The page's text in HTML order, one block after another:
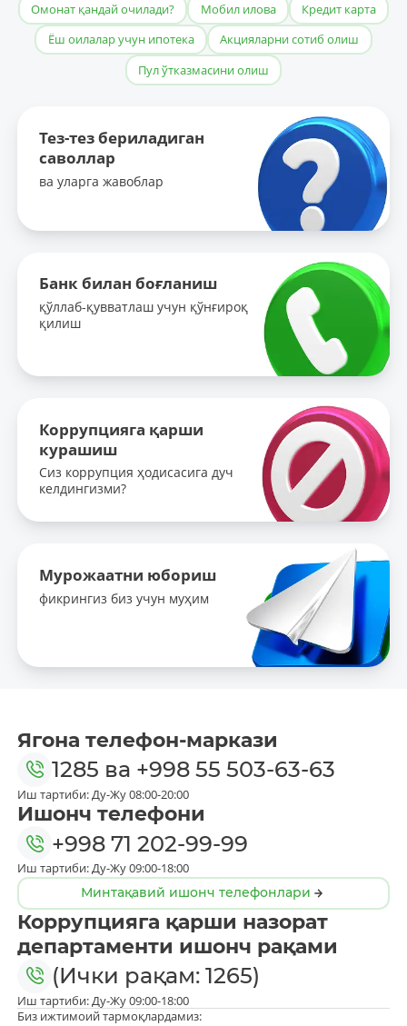
Омонат қандай очилади? Мобил илова
Кредит карта
Ёш оилалар учун ипотека
Акцияларни сотиб олиш
Пул ўтказмасини олиш
Тез-тез бериладиган
саволлар
ва уларга жавоблар
Банк билан боғланиш
қўллаб-қувватлаш учун қўнғироқ
қилиш
Коррупцияга қарши
курашиш
Сиз коррупция ҳодисасига дуч
келдингизми?
Мурожаатни юбориш
фикрингиз биз учун муҳим
Ягона телефон-маркази
1285 ва +998 55 503-63-63
Иш тартиби: Ду-Жу 08:00-20:00
Ишонч телефони
+998 71 202-99-99
Иш тартиби: Ду-Жу 09:00-18:00
Минтақавий ишонч телефонлари
Коррупцияга қарши назорат
департаменти ишонч рақами
(Ички рақам: 1265)
Иш тартиби: Ду-Жу 09:00-18:00
Биз ижтимоий тармоқлардамиз: